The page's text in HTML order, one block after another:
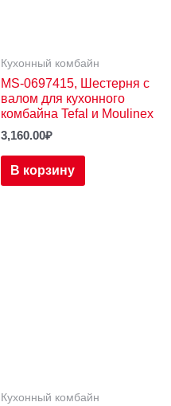
Кухонный комбайн
MS-0697415, Шестерня с
валом для кухонного
комбайна Tefal и Moulinex
3,160.00₽
В корзину
Кухонный комбайн